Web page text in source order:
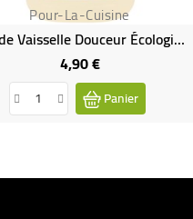
Pour-La-Cuisine
Liquide Vaisselle Douceur Écologique Bio Senteur Verveine Et À L'aloe Vera - 500 ML
4,90 €Prix
Panier